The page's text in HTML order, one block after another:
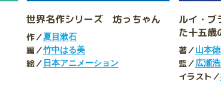
世界名作シリーズ 坊っちゃん
作／夏目漱石
編／竹中はる美
絵／ 日本アニメーション
ルイ・
た十五歳
著／山本
監／広瀬
イラスト／